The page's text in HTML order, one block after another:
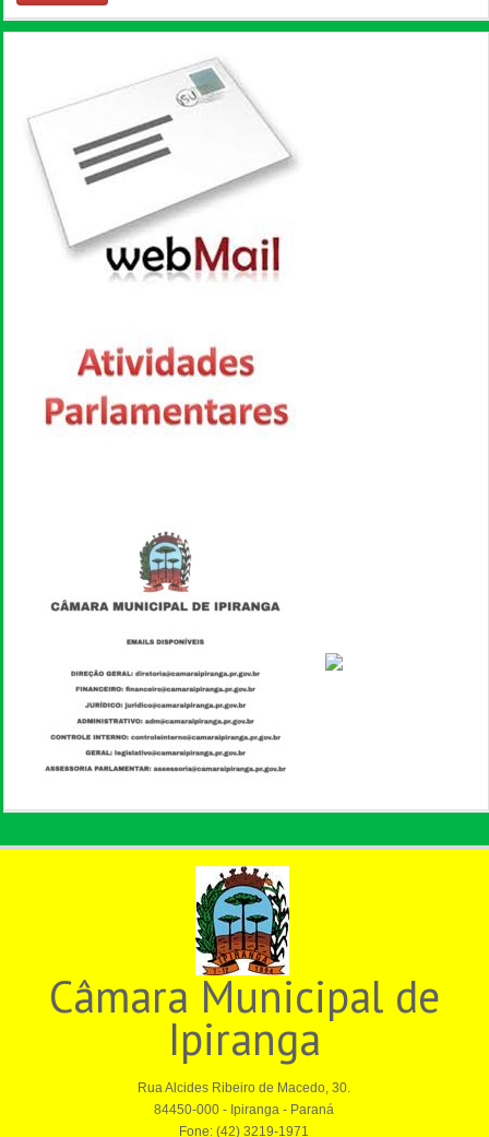
Câmara Municipal de
Ipiranga
Rua Alcides Ribeiro de Macedo, 30.
84450-000 - Ipiranga - Paraná
Fone: (42) 3219-1971